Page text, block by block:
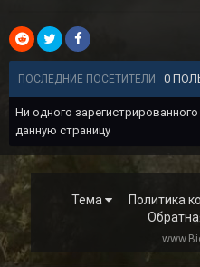
ПОСЛЕДНИЕ ПОСЕТИТЕЛИ 0
Ни одного
данную страницу
Тема
Политика